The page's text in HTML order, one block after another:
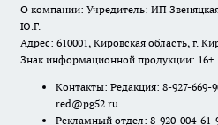
О компании: Учредитель: ИП
Ю.Г.
Адрес: 610001, Кировская область, г.
Знак информационной продукции: 16+
Контакты: Редакция: 8-927-669-
red@pg52.ru
Рекламный отдел: 8-920-004-